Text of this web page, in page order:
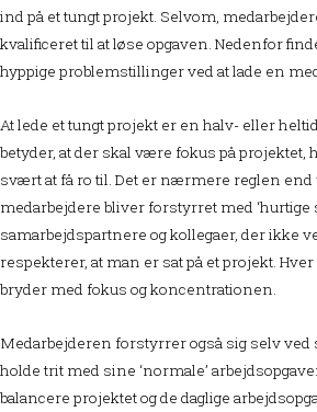
ind på et tungt projekt. Selvom,
kvalificeret til at løse opgaven. Nedenfor
hyppige problemstillinger ved at lade en
At lede et tungt projekt er en halv- eller
betyder, at der skal være fokus på projektet,
svært at få ro til. Det er nærmere reglen end
medarbejdere bliver forstyrret med ‘hurtige
samarbejdspartnere og kollegaer, der ikke
respekterer, at man er sat på et projekt.
bryder med fokus og koncentrationen.
Medarbejderen forstyrrer også sig selv ved
holde trit med sine ‘normale’
balancere projektet og de daglige